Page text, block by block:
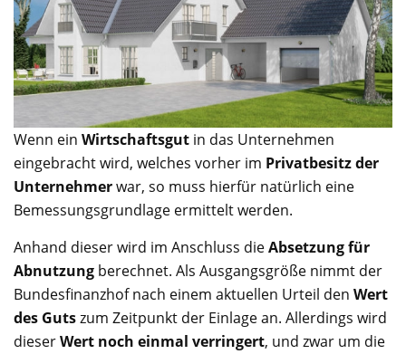
Wenn ein Wirtschaftsgut in das Unternehmen
eingebracht wird, welches vorher im Privatbesitz der
Unternehmerwar, so muss hierfür natürlich eine
Bemessungsgrundlage ermittelt werden.
Anhand dieser wird im Anschluss dieAbsetzung für
Abnutzung berechnet. Als Ausgangsgröße nimmt der
Bundesfinanzhof nach einem aktuellen Urteil den Wert
des Gutszum Zeitpunkt der Einlage an. Allerdings wird
dieserWert noch einmal verringert, und zwar um die